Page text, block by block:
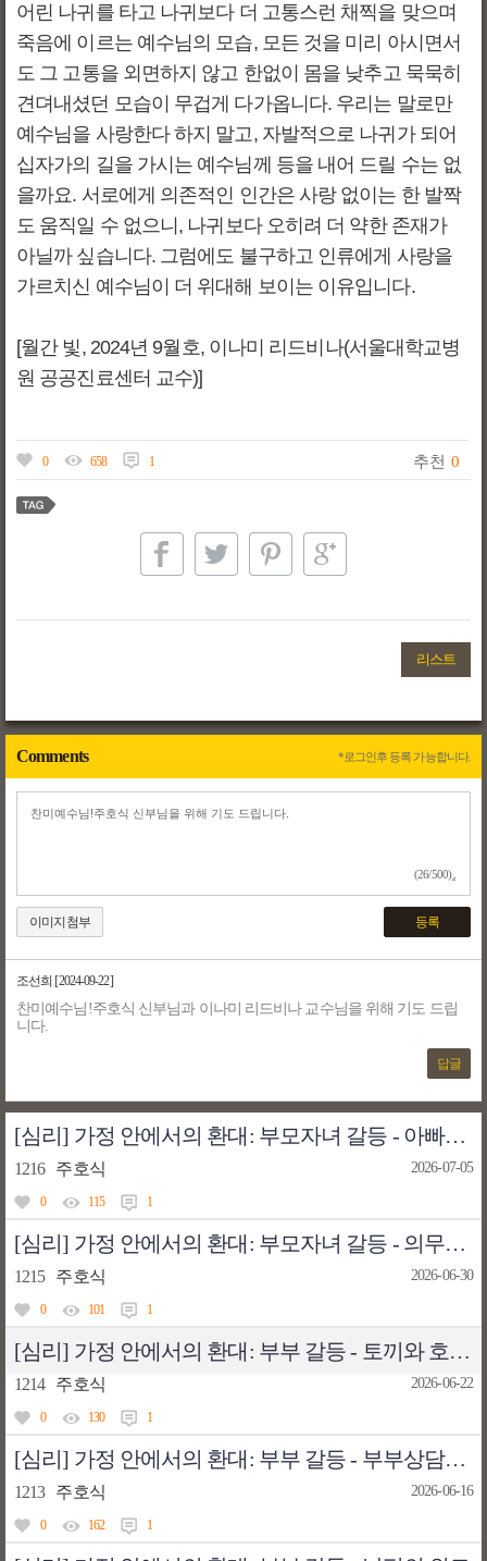
어린 나귀를 타고 나귀보다 더 고통스런 채찍을 맞으며
죽음에 이르는 예수님의 모습, 모든 것을 미리 아시면서
도 그 고통을 외면하지 않고 한없이 몸을 낮추고 묵묵히
견뎌내셨던 모습이 무겁게 다가옵니다. 우리는 말로만
예수님을 사랑한다 하지 말고, 자발적으로 나귀가 되어
십자가의 길을 가시는 예수님께 등을 내어 드릴 수는 없
을까요. 서로에게 의존적인 인간은 사랑 없이는 한 발짝
도 움직일 수 없으니, 나귀보다 오히려 더 약한 존재가
아닐까 싶습니다. 그럼에도 불구하고 인류에게 사랑을
가르치신 예수님이 더 위대해 보이는 이유입니다.
[월간 빛, 2024년 9월호, 이나미 리드비나(서울대학교병
원 공공진료센터 교수)]
0 658 1 추천 0
리스트
Comments *로그인후 등록 가능합니다.
(26/500)
이미지첨부 등록
조선희 [2024-09-22]
찬미예수님!주호식 신부님과 이나미 리드비나 교수님을 위해 기도 드립
니다.
답글
[심리] 가정 안에서의 환대: 부모자녀 갈등 - 아빠와의 대화
1216 주호식 2026-07-05
0 115 1
[심리] 가정 안에서의 환대: 부모자녀 갈등 - 의무가 소망으로 바뀌는 순간
1215 주호식 2026-06-30
0 101 1
[심리] 가정 안에서의 환대: 부부 갈등 - 토끼와 호랑이
1214 주호식 2026-06-22
0 130 1
[심리] 가정 안에서의 환대: 부부 갈등 - 부부상담에 실망하는 내담자들
1213 주호식 2026-06-16
0 162 1